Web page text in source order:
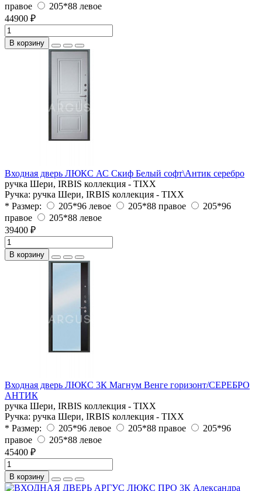
правое
205*88 левое
44900 ₽
В корзину
Входная дверь ЛЮКС АС Скиф Белый софт\Антик серебро
ручка Шери, IRBIS коллекция - TIXX
Ручка: ручка Шери, IRBIS коллекция - TIXX
* Размер:
205*96 левое 205*88 правое
205*96
правое
205*88 левое
39400 ₽
В корзину
Входная дверь ЛЮКС 3К Магнум Венге горизонт/СЕРЕБРО
АНТИК
ручка Шери, IRBIS коллекция - TIXX
Ручка: ручка Шери, IRBIS коллекция - TIXX
* Размер:
205*96 левое 205*88 правое
205*96
правое
205*88 левое
45400 ₽
В корзину